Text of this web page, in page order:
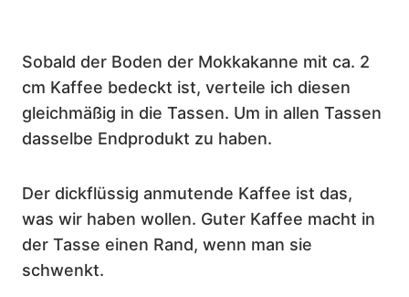
Sobald der Boden der Mokkakanne mit ca. 2
cm Kaffee bedeckt ist, verteile ich diesen
gleichmäßig in die Tassen. Um in allen Tassen
dasselbe Endprodukt zu haben.
Der dickflüssig anmutende Kaffee ist das,
was wir haben wollen. Guter Kaffee macht in
der Tasse einen Rand, wenn man sie
schwenkt.